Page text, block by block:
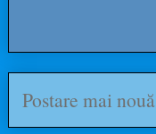
Postare mai nouă